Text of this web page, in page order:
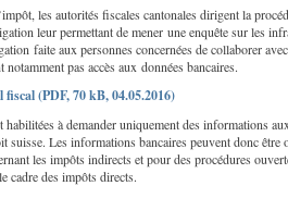
les autorités fiscales cantonales dirigent la
leur permettant de mener une enquête sur les
faite aux personnes concernées de collaborer
notamment pas accès aux données bancaires.
fiscal(PDF, 70 kB, 04.05.2016)
habilitées à demander uniquement des informations
suisse. Les informations bancaires peuvent donc être
les impôts indirects et pour des procédures
cadre des impôts directs.